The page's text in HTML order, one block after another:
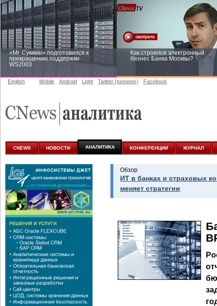
«Mr. Сумкин» подготовился к
прекращению поддержки
WS2003
Как строился электронный
бизнес Банка Москвы?
аналитике
English Mobile Android Light Twitter (topnews) Facebook
CNEWS НОВОСТИ АНАЛИТИКА КОНФЕРЕНЦИИ ЖУРНАЛ
Обзор
ИТ в банках и страховых
меняет стратегии